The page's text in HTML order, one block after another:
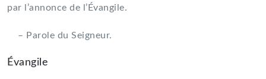
par l’annonce de l’Évangile.
– Parole du Seigneur.
Évangile